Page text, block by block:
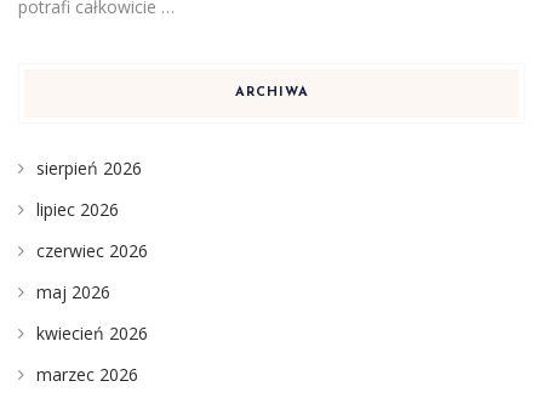
potrafi całkowicie …
ARCHIWA
sierpień 2026
lipiec 2026
czerwiec 2026
maj 2026
kwiecień 2026
marzec 2026